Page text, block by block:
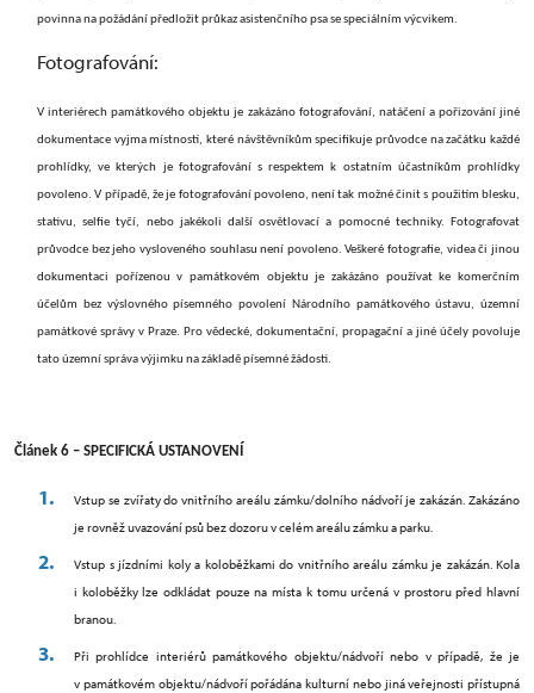
povinna na požádání předložit průkaz asistenčního psa se speciálním výcvikem.
Fotografování:
V interiérech památkového objektu je zakázáno fotografování, natáčení a pořizování jiné
dokumentace vyjma místností, které návštěvníkům specifikuje průvodce na začátku každé
prohlídky, ve kterých je fotografování s respektem k ostatním účastníkům prohlídky
povoleno. V případě, že je fotografování povoleno, není tak možné činit s použitím blesku,
stativu, selfie tyčí, nebo jakékoli další osvětlovací a pomocné techniky. Fotografovat
průvodce bez jeho vysloveného souhlasu není povoleno. Veškeré fotografie, videa či jinou
dokumentaci pořízenou v památkovém objektu je zakázáno používat ke komerčním
účelům bez výslovného písemného povolení Národního památkového ústavu, územní
památkové správy v Praze. Pro vědecké, dokumentační, propagační a jiné účely povoluje
tato územní správa výjimku na základě písemné žádosti.
Článek 6 – SPECIFICKÁ USTANOVENÍ
Vstup se zvířaty do vnitřního areálu zámku/dolního nádvoří je zakázán. Zakázáno
je rovněž uvazování psů bez dozoru v celém areálu zámku a parku.
Vstup s jízdními koly a koloběžkami do vnitřního areálu zámku je zakázán. Kola
i koloběžky lze odkládat pouze na místa k tomu určená v prostoru před hlavní
branou.
Při prohlídce interiérů památkového objektu/nádvoří nebo v případě, že je
v památkovém objektu/nádvoří pořádána kulturní nebo jiná veřejnosti přístupná